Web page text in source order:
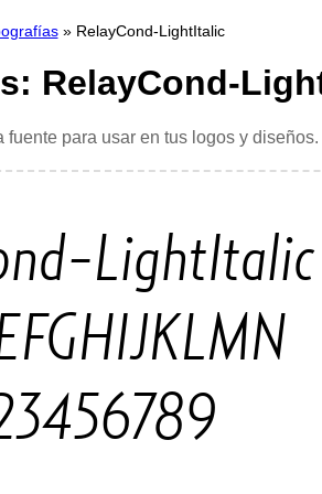
» RelayCond-LightItalic
RelayCond-
fuente para usar en tus logos y diseños.
LightItalic